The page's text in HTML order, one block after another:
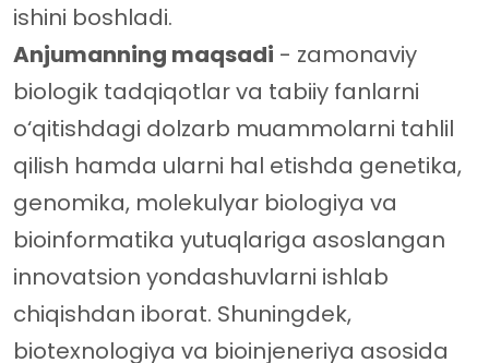
ishini boshladi.
Anjumanning maqsadi - zamonaviy
biologik tadqiqotlar va tabiiy fanlarni
o‘qitishdagi dolzarb muammolarni tahlil
qilish hamda ularni hal etishda genetika,
genomika, molekulyar biologiya va
bioinformatika yutuqlariga asoslangan
innovatsion yondashuvlarni ishlab
chiqishdan iborat. Shuningdek,
biotexnologiya va bioinjeneriya asosida